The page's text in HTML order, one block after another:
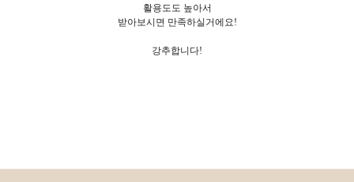
활용도도 높아서
받아보시면 만족하실거에요!
강추합니다!